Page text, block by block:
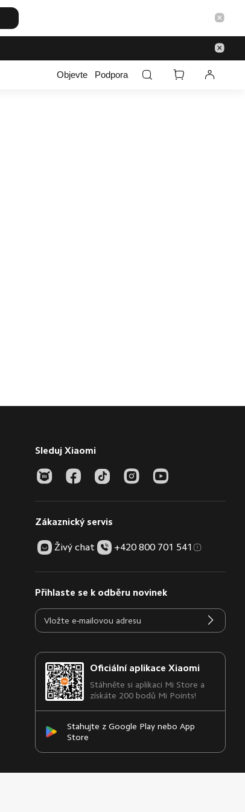
Objevte Podpora
Sleduj Xiaomi
Zákaznický servis
Živý chat +420 800 701 541
Přihlaste se k odběru novinek
Oficiální aplikace Xiaomi
Stáhněte si aplikaci Mi Store a
získáte 200 bodů Mi Points!
Stahujte z Google Play nebo App
Store